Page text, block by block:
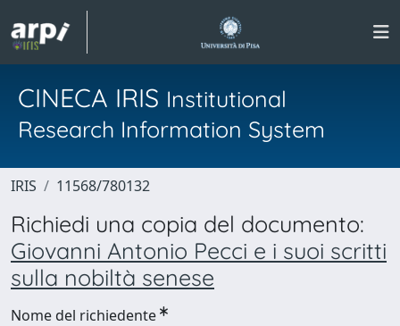
CINECA IRIS Institutional
Research Information System
IRIS 11568/780132
Richiedi una copia del documento:
Giovanni Antonio Pecci e i suoi scritti
sulla nobiltà senese
Nome del richiedente